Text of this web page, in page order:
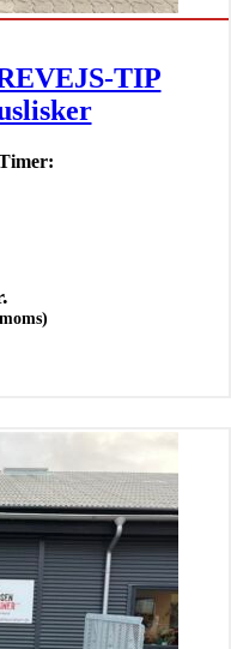
TIP